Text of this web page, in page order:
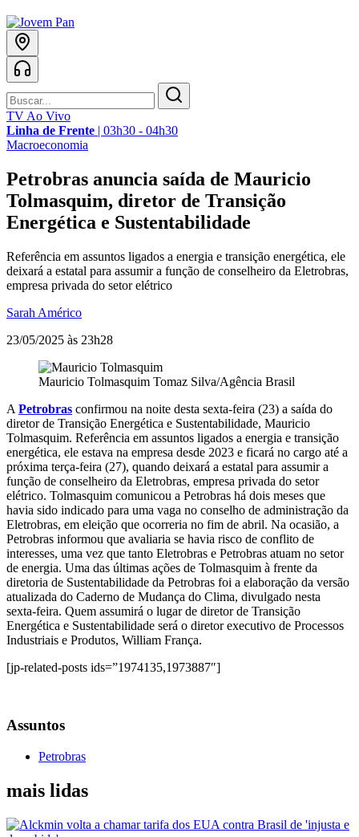
TV Ao Vivo
Linha de Frente | 03h30 - 04h30
Macroeconomia
Petrobras anuncia saída de Mauricio
Tolmasquim, diretor de Transição
Energética e Sustentabilidade
Referência em assuntos ligados a energia e transição energética, ele
deixará a estatal para assumir a função de conselheiro da Eletrobras,
empresa privada do setor elétrico
Sarah Américo
23/05/2025 às 23h28
Mauricio Tolmasquim Tomaz Silva/Agência Brasil
A Petrobras confirmou na noite desta sexta-feira (23) a saída do
diretor de Transição Energética e Sustentabilidade, Mauricio
Tolmasquim. Referência em assuntos ligados a energia e transição
energética, ele estava na empresa desde 2023 e ficará no cargo até a
próxima terça-feira (27), quando deixará a estatal para assumir a
função de conselheiro da Eletrobras, empresa privada do setor
elétrico. Tolmasquim comunicou a Petrobras há dois meses que
havia sido indicado para uma vaga no conselho de administração da
Eletrobras, em eleição que ocorreria no fim de abril. Na ocasião, a
Petrobras informou que avaliaria se havia risco de conflito de
interesses, uma vez que tanto Eletrobras e Petrobras atuam no setor
de energia. Uma das últimas ações de Tolmasquim à frente da
diretoria de Sustentabilidade da Petrobras foi a elaboração da versão
atualizada do Caderno de Mudança do Clima, divulgado nesta
sexta-feira. Quem assumirá o lugar de diretor de Transição
Energética e Sustentabilidade será o diretor executivo de Processos
Industriais e Produtos, William França.
[jp-related-posts ids=”1974135,1973887″]
Assuntos
Petrobras
mais lidas